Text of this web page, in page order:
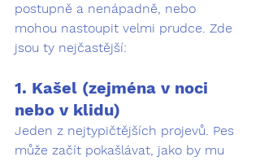
postupně a nenápadně, nebo
mohou nastoupit velmi prudce. Zde
jsou ty nejčastější:
1. Kašel (zejména v noci
nebo v klidu)
Jeden z nejtypičtějších projevů. Pes
může začít pokašlávat, jako by mu